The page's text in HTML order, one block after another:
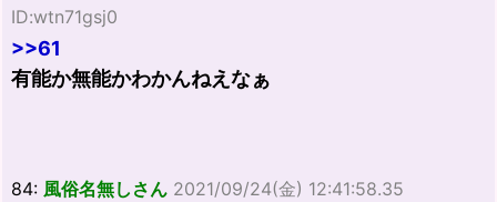
ID:wtn71gsj0
>>61
有能か無能かわかんねえなぁ
84: 風俗名無しさん 2021/09/24(金) 12:41:58.35